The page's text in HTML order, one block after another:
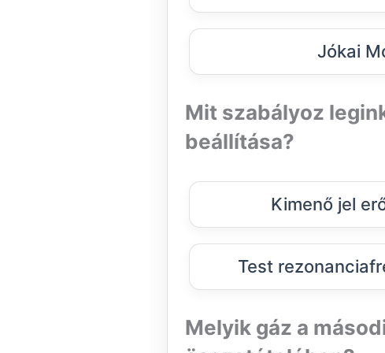
Jókai
Mit szabályoz
beállítása?
Kimenő jel
Test
Melyik gáz a